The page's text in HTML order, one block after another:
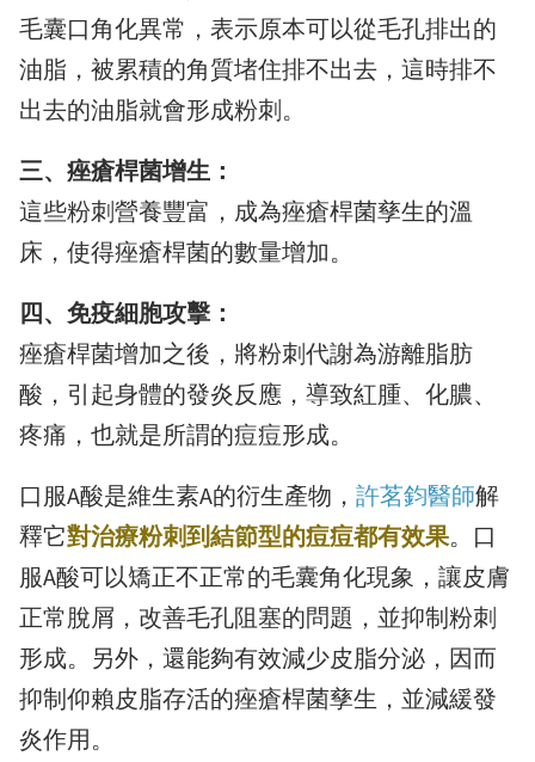
毛囊口角化異常，表示原本可以從毛孔排出的
油脂，被累積的角質堵住排不出去，這時排不
出去的油脂就會形成粉刺。
三、痤瘡桿菌增生：
這些粉刺營養豐富，成為痤瘡桿菌孳生的溫
床，使得痤瘡桿菌的數量增加。
四、免疫細胞攻擊：
痤瘡桿菌增加之後，將粉刺代謝為游離脂肪
酸，引起身體的發炎反應，導致紅腫、化膿、
疼痛，也就是所謂的痘痘形成。
口服A酸是維生素A的衍生產物， 許茗鈞醫師解
釋它對治療粉刺到結節型的痘痘都有效果。口
服A酸可以矯正不正常的毛囊角化現象，讓皮膚
正常脫屑，改善毛孔阻塞的問題，並抑制粉刺
形成。另外，還能夠有效減少皮脂分泌，因而
抑制仰賴皮脂存活的痤瘡桿菌孳生，並減緩發
炎作用。